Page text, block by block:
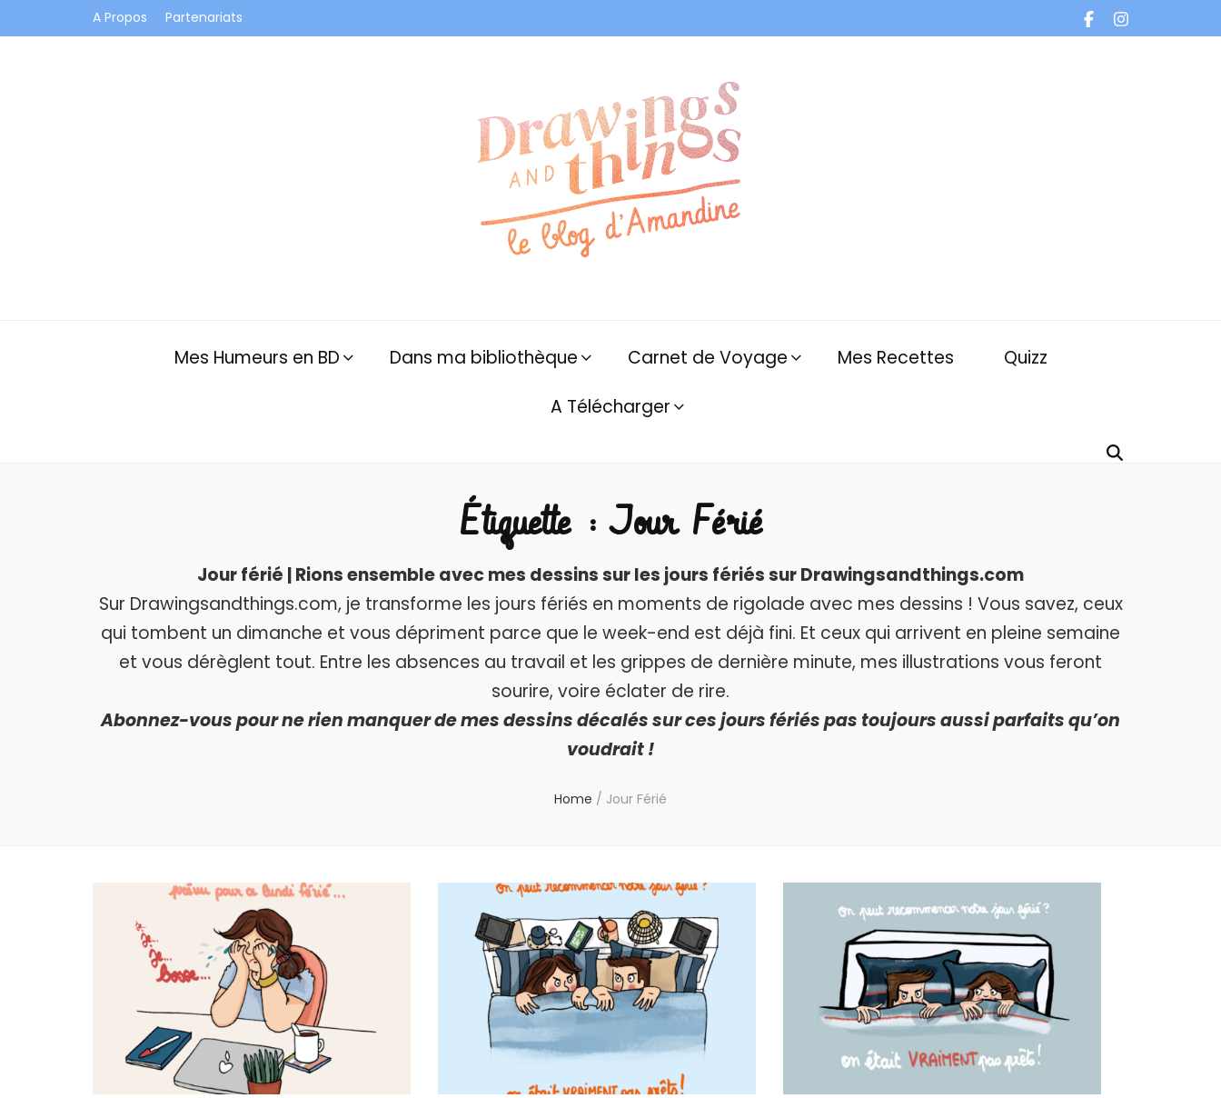
A Propos Partenariats
Mes Humeurs en BD Dans ma bibliothèque Carnet de Voyage Mes Recettes
Quizz
A Télécharger
Étiquette :Jour Férié
Jour férié | Rions ensemble avec mes dessins sur les jours fériés sur Drawingsandthings.com
Sur Drawingsandthings.com, je transforme les jours fériés en moments de rigolade avec mes dessins ! Vous savez, ceux
qui tombent un dimanche et vous dépriment parce que le week-end est déjà fini. Et ceux qui arrivent en pleine semaine
et vous dérèglent tout. Entre les absences au travail et les grippes de dernière minute, mes illustrations vous feront
sourire, voire éclater de rire.
Abonnez-vous pour ne rien manquer de mes dessins décalés sur ces jours fériés pas toujours aussi parfaits qu’on
voudrait !
Home / Jour Férié